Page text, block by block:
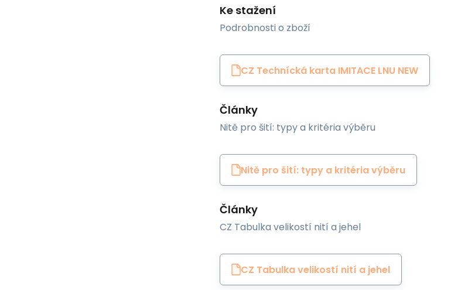
Ke stažení
Podrobnosti o zboží
CZ Technícká karta IMITACE LNU NEW
Články
Nitě pro šití: typy a kritéria výběru
Nitě pro šití: typy a kritéria výběru
Články
CZ Tabulka velikostí nití a jehel
CZ Tabulka velikostí nití a jehel